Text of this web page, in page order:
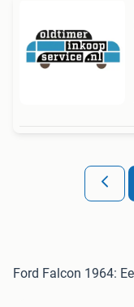
Ford Falcon 1964: